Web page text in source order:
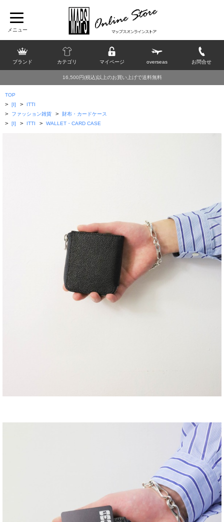
ブランド カテゴリ マイページ overseas お問合せ
16,500円(税込)以上のお買い上げで送料無料
TOP
> [I] > ITTI
> ファッション雑貨 > 財布・カードケース
> [I] > ITTI > WALLET・CARD CASE